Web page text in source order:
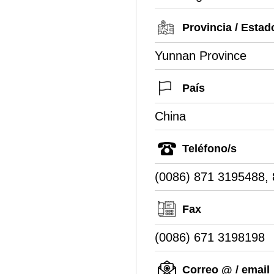
Provincia /
Yunnan Province
País
China
Teléfono/s
(0086) 871 3195488,
Fax
(0086) 671 3198198
Correo @ / email